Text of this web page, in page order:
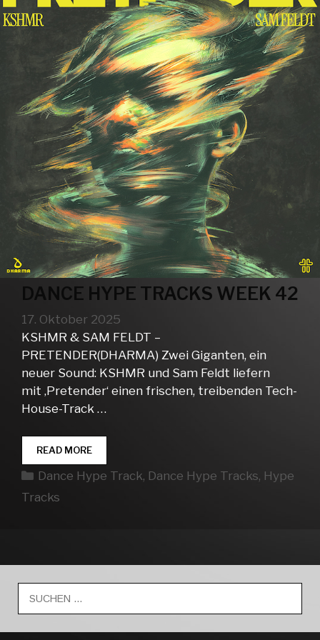
DANCE HYPE TRACKS WEEK 42
17. Oktober 2025
KSHMR & SAM FELDT –
PRETENDER(DHARMA) Zwei Giganten, ein
neuer Sound: KSHMR und Sam Feldt liefern
mit ‚Pretender‘ einen frischen, treibenden Tech-
House-Track …
READ MOREDANCE
HYPE
TRACKS
Kategorien
Dance Hype Track, Dance Hype Tracks, Hype
Tracks
nach: